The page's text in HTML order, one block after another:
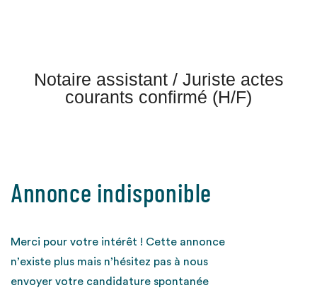
Notaire assistant / Juriste actes
courants confirmé (H/F)
Annonce indisponible
Merci pour votre intérêt ! Cette annonce
n’existe plus mais n’hésitez pas à nous
envoyer votre candidature spontanée